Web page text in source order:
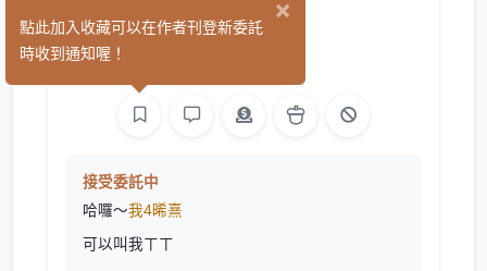
晞熹
接受委託中
哈囉～我4晞熹
可以叫我ㄒㄒ
×
點此加入收藏可以在作者刊登新委託
時收到通知喔！